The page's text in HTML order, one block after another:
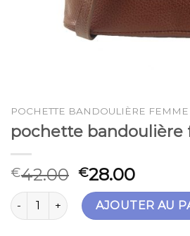
POCHETTE BANDOULIÈRE FEMME
pochette bandoulière
€42.00 €28.00
quantité de pochette bandoulière
AJOUTER AU